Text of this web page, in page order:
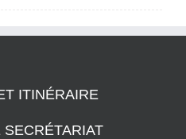
ITINÉRAIRE